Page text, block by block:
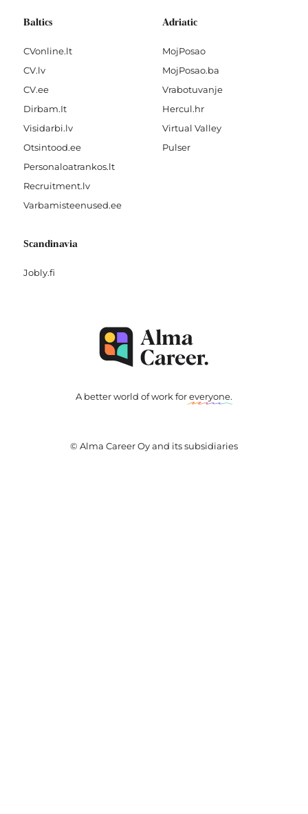
Baltics
CVonline.lt
CV.lv
CV.ee
Dirbam.It
Visidarbi.lv
Otsintood.ee
Personaloatrankos.lt
Recruitment.lv
Varbamisteenused.ee
Adriatic
MojPosao
MojPosao.ba
Vrabotuvanje
Hercul.hr
Virtual Valley
Pulser
Scandinavia
Jobly.fi
A better world of work foreveryone.
© Alma Career Oy and its subsidiaries